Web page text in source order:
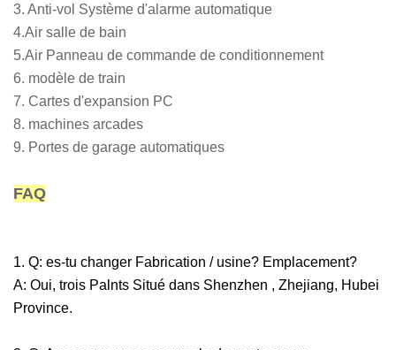
3. Anti-vol Système d'alarme automatique
4.Air salle de bain
5.Air Panneau de commande de conditionnement
6. modèle de train
7. Cartes d'expansion PC
8. machines arcades
9. Portes de garage automatiques
FAQ
1. Q: es-tu changer Fabrication / usine? Emplacement?
A: Oui, trois Palnts Situé dans Shenzhen , Zhejiang, Hubei
Province.